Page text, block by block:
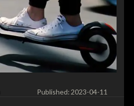
Published:2023-04-11